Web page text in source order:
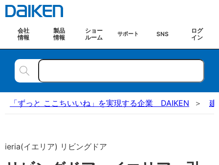
会社
情報
製品
情報
ショー
ルーム
サポート SNS
ログ
イン
「ずっと ここちいいね」を実現する企業 DAIKEN 建
ieria(イエリア) リビングドア